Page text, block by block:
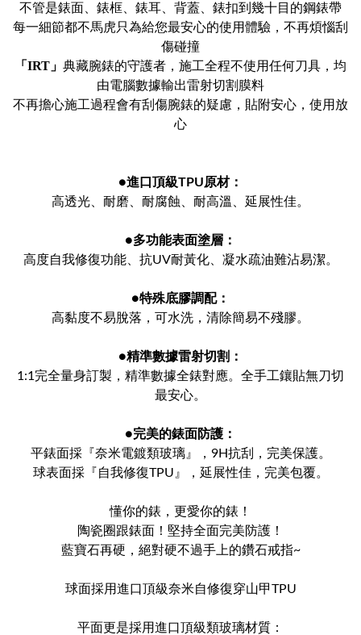
不管是錶面、錶框、錶耳、背蓋、錶扣到幾十目的鋼錶帶
每一細節都不馬虎只為給您最安心的使用體驗，不再煩惱刮
傷碰撞
「IRT」 典藏腕錶的守護者，施工全程不使用任何刀具，均
由電腦數據輸出雷射切割膜料
不再擔心施工過程會有刮傷腕錶的疑慮，貼附安心，使用放
心
●進口頂級TPU原材：
高透光、耐磨、耐腐蝕、耐高溫、延展性佳。
●多功能表面塗層：
高度自我修復功能、抗UV耐黃化、凝水疏油難沾易潔。
●特殊底膠調配：
高黏度不易脫落，可水洗，清除簡易不殘膠。
●精準數據雷射切割：
1:1完全量身訂製，精準數據全錶對應。全手工鑲貼無刀切
最安心。
●完美的錶面防護：
平錶面採『奈米電鍍類玻璃』，9H抗刮，完美保護。
球表面採『自我修復TPU』，延展性佳，完美包覆。
懂你的錶，更愛你的錶！
陶瓷圈跟錶面！堅持全面完美防護！
藍寶石再硬，絕對硬不過手上的鑽石戒指~
球面採用進口頂級奈米自修復穿山甲TPU
平面更是採用進口頂級類玻璃材質：